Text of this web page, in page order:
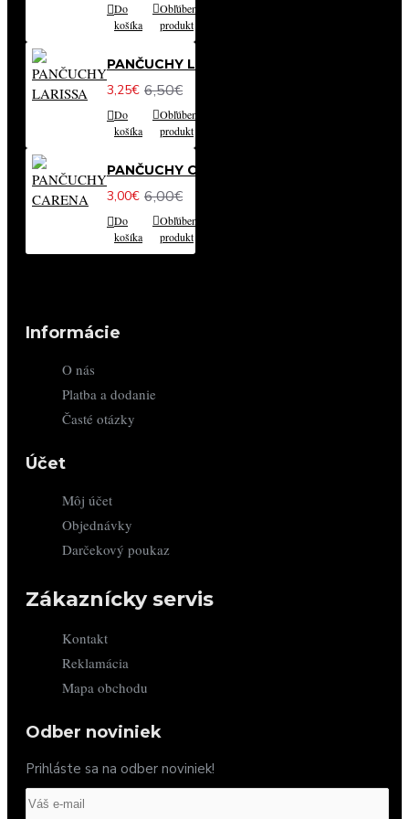
Do
košíka
Obľúbený
produkt
PANČUCHY LARISSA
3,25€ 6,50€
Do
košíka
Obľúbený
produkt
PANČUCHY CARENA
3,00€ 6,00€
Do
košíka
Obľúbený
produkt
Informácie
O nás
Platba a dodanie
Časté otázky
Účet
Môj účet
Objednávky
Darčekový poukaz
Zákaznícky servis
Kontakt
Reklamácia
Mapa obchodu
Odber noviniek
Prihláste sa na odber noviniek!